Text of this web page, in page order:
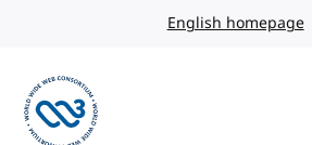
English homepage